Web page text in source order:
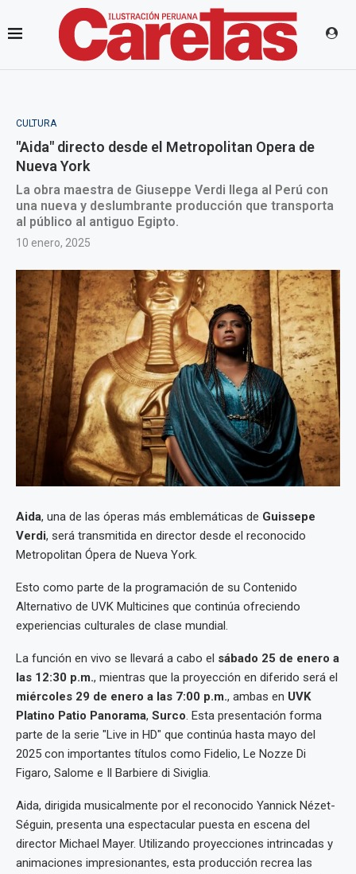
CULTURA
"Aida" directo desde el Metropolitan Opera de
Nueva York
La obra maestra de Giuseppe Verdi llega al Perú con
una nueva y deslumbrante producción que transporta
al público al antiguo Egipto.
10 enero, 2025
Aida, una de las óperas más emblemáticas de Guissepe
Verdi, será transmitida en director desde el reconocido
Metropolitan Ópera de Nueva York.
Esto como parte de la programación de su Contenido
Alternativo de UVK Multicines que continúa ofreciendo
experiencias culturales de clase mundial.
La función en vivo se llevará a cabo el sábado 25 de enero a
las 12:30 p.m., mientras que la proyección en diferido será el
miércoles 29 de enero a las 7:00 p.m., ambas en UVK
Platino Patio Panorama, Surco. Esta presentación forma
parte de la serie "Live in HD" que continúa hasta mayo del
2025 con importantes títulos como Fidelio, Le Nozze Di
Figaro, Salome e Il Barbiere di Siviglia.
Aida, dirigida musicalmente por el reconocido Yannick Nézet-
Séguin, presenta una espectacular puesta en escena del
director Michael Mayer. Utilizando proyecciones intrincadas y
animaciones impresionantes, esta producción recrea las